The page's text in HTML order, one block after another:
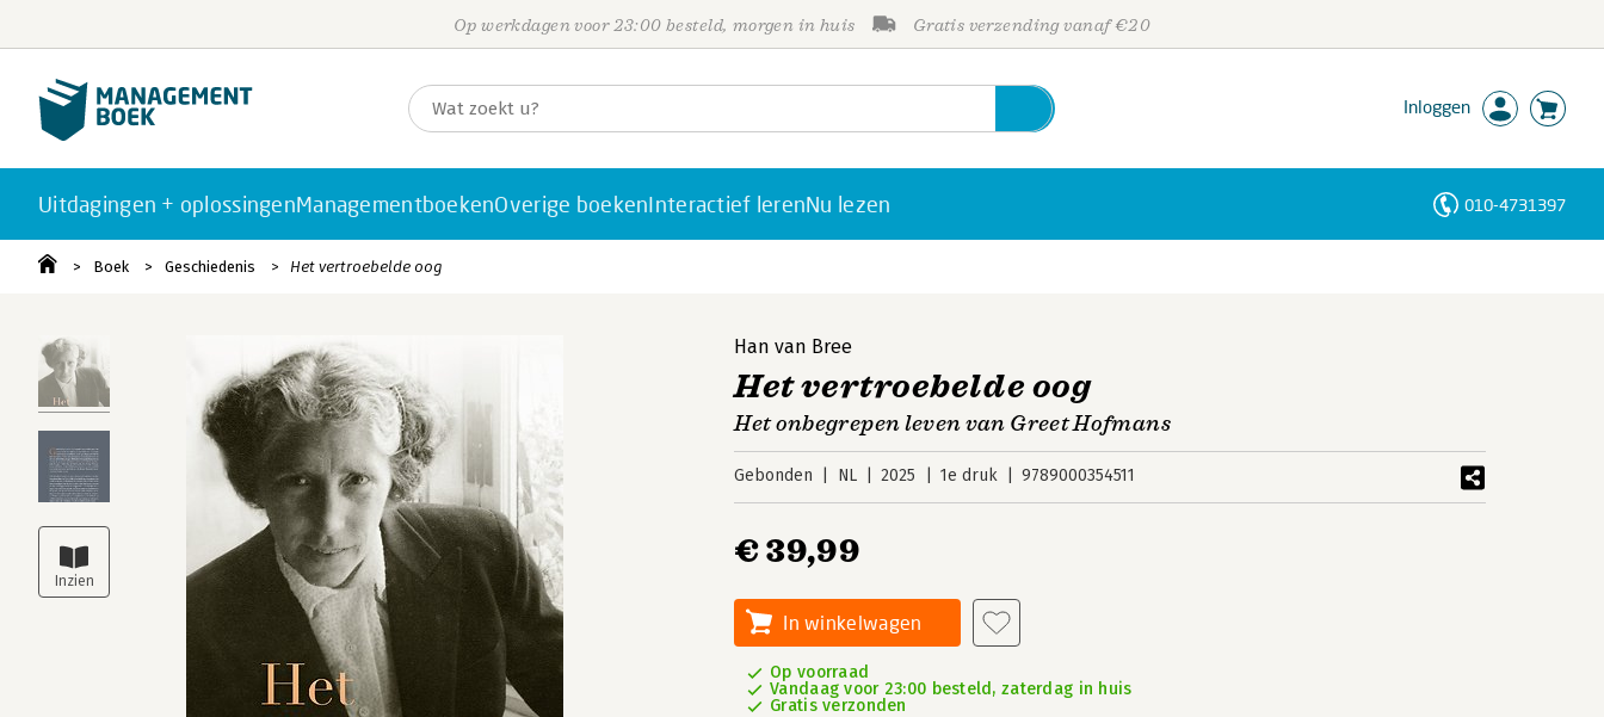
Op werkdagen voor 23:00 besteld, morgen in huis Gratis verzending vanaf €20
Inloggen
Uitdagingen + oplossingenManagementboekenOverige boekenInteractief lerenNu lezen 010-4731397
Boek Geschiedenis Het vertroebelde oog
Han van Bree
Het vertroebelde oog
Het onbegrepen leven van Greet Hofmans
Gebonden NL 2025 1e druk 9789000354511
€ 39,99
In winkelwagen
Op voorraad
Vandaag voor 23:00 besteld, zaterdag in huis
Gratis verzonden
Personen